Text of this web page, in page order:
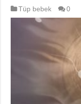
Tüp bebek 0